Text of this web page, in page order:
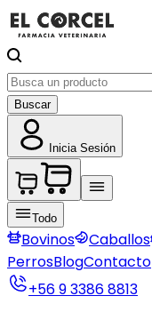
Buscar
Inicia Sesión
Todo
Bovinos Caballos
PerrosBlogContacto
+56 9 3386 8813